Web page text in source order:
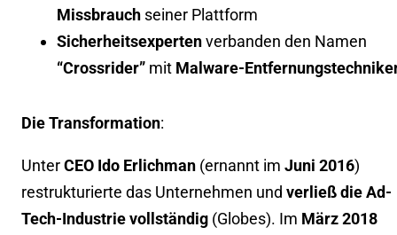
Missbrauch seiner Plattform
Sicherheitsexpertenverbanden den Namen
“Crossrider” mit Malware-
Die Transformation:
UnterCEO Ido Erlichman (ernannt im Juni 2016)
restrukturierte das Unternehmen und verließ die Ad-
Tech-Industrie vollständig (Globes). Im März 2018